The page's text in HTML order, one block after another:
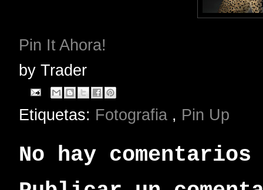
Pin It Ahora!
by Trader
Etiquetas: Fotografia , Pin Up
No hay